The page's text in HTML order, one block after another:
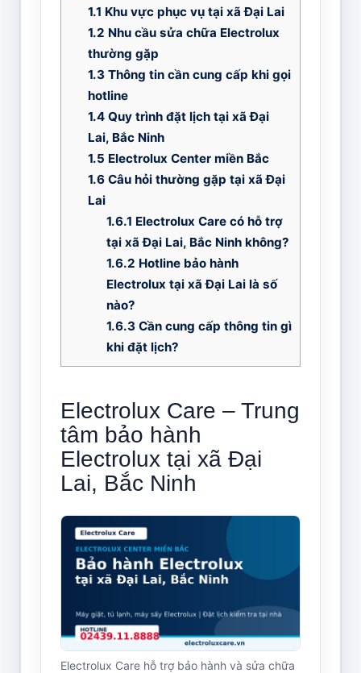
1.1 Khu vực phục vụ tại xã Đại Lai
1.2 Nhu cầu sửa chữa Electrolux
thường gặp
1.3Thông tin cần cung cấp khi gọi
hotline
1.4Quy trình đặt lịch tại xã Đại
Lai, Bắc Ninh
1.5 Electrolux Center miền Bắc
1.6Câu hỏi thường gặp tại xã Đại
Lai
1.6.1 Electrolux Care có hỗ trợ
tại xã Đại Lai, Bắc Ninh không?
1.6.2 Hotline bảo hành
Electrolux tại xã Đại Lai là số
nào?
1.6.3Cần cung cấp thông tin gì
khi đặt lịch?
Electrolux Care – Trung
tâm bảo hành
Electrolux tại xã Đại
Lai, Bắc Ninh
Electrolux Care hỗ trợ bảo hành và sửa chữa